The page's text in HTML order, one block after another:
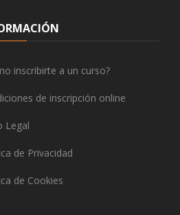
inscribirte a un curso?
de inscripción online
Legal
de Privacidad
de Cookies